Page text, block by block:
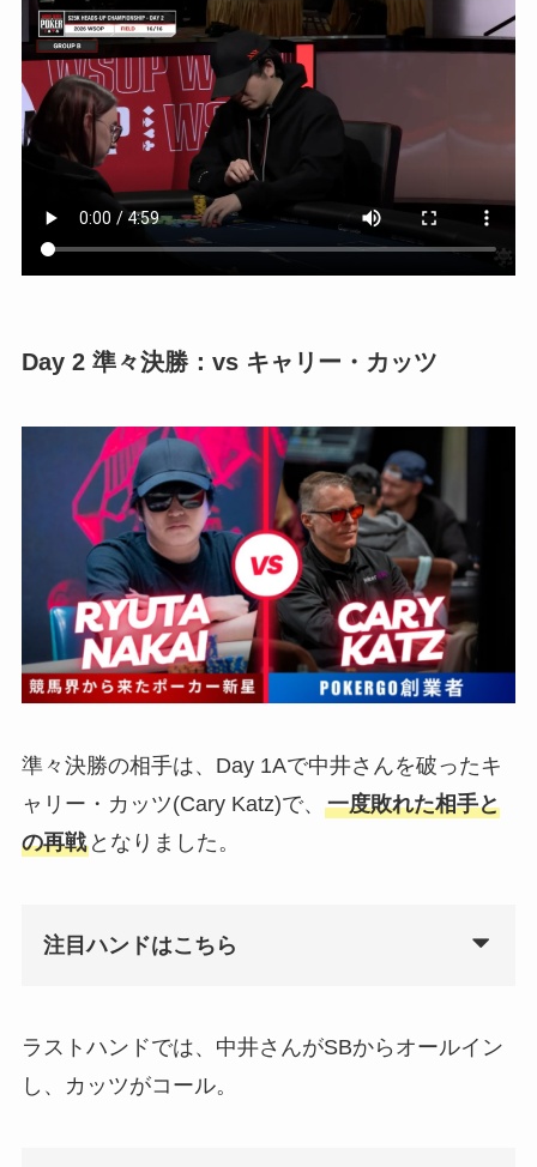
Day 2 準々決勝：vs キャリー・カッツ
準々決勝の相手は、Day 1Aで中井さんを破ったキ
ャリー・カッツ(Cary Katz)で、 一度敗れた相手と
の再戦となりました。
注目ハンドはこちら
ラストハンドでは、中井さんがSBからオールイン
し、カッツがコール。